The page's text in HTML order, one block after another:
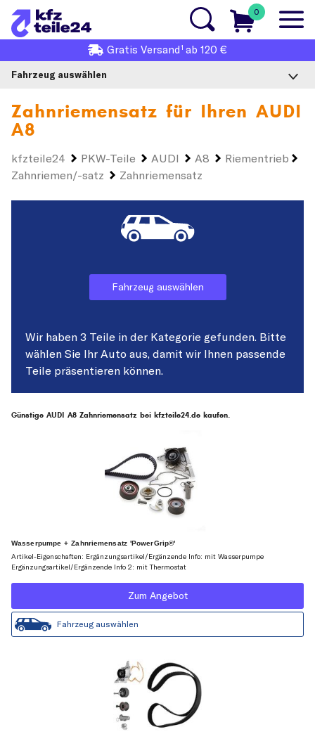
0
Gratis Versand1 ab 120 €
Fahrzeug auswählen
Zahnriemensatz für Ihren AUDI
A8
kfzteile24 PKW-Teile AUDI A8
Riementrieb
Zahnriemen/-satz
Zahnriemensatz
Fahrzeug auswählen
Wir haben 3 Teile in der Kategorie gefunden. Bitte
wählen Sie Ihr Auto aus, damit wir Ihnen passende
Teile präsentieren können.
Günstige AUDI A8 Zahnriemensatz bei kfzteile24.de kaufen.
Wasserpumpe + Zahnriemensatz 'PowerGrip®'
Artikel-Eigenschaften: Ergänzungsartikel/Ergänzende Info: mit Wasserpumpe
Ergänzungsartikel/Ergänzende Info 2: mit Thermostat
Zum Angebot
Fahrzeug auswählen